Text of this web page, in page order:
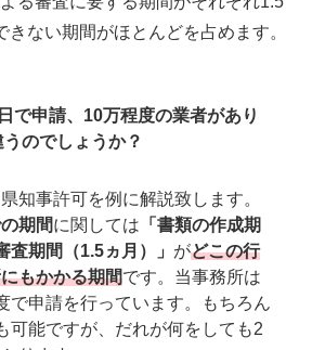
きない期間がほとんどを占めます。
で申請、10万程度の業者があり
のでしょうか？
知事許可を例に解説致します。
期間に関しては 「書類の作成期
査期間（1.5ヵ月）」 がどこの行
もかかる期間です。当事務所は
で申請を行っています。もちろん
可能ですが、だれが何をしても2